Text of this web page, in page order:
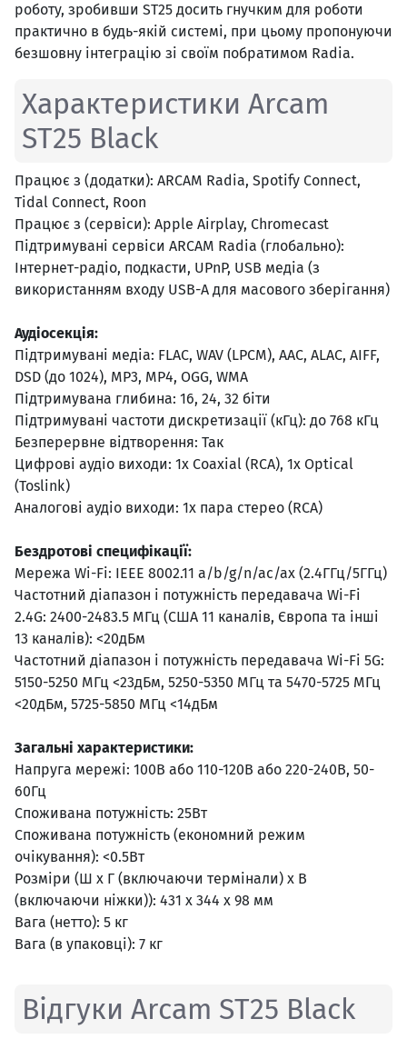
роботу, зробивши ST25 досить гнучким для роботи
практично в будь-якій системі, при цьому пропонуючи
безшовну інтеграцію зі своїм побратимом Radia.
Характеристики Arcam
ST25 Black
Працює з (додатки): ARCAM Radia, Spotify Connect,
Tidal Connect, Roon
Працює з (сервіси): Apple Airplay, Chromecast
Підтримувані сервіси ARCAM Radia (глобально):
Інтернет-радіо, подкасти, UPnP, USB медіа (з
використанням входу USB-A для масового зберігання)
Аудіосекція:
Підтримувані медіа: FLAC, WAV (LPCM), AAC, ALAC, AIFF,
DSD (до 1024), MP3, MP4, OGG, WMA
Підтримувана глибина: 16, 24, 32 біти
Підтримувані частоти дискретизації (кГц): до 768 кГц
Безперервне відтворення: Так
Цифрові аудіо виходи: 1x Coaxial (RCA), 1x Optical
(Toslink)
Аналогові аудіо виходи: 1x пара стерео (RCA)
Бездротові специфікації:
Мережа Wi-Fi: IEEE 8002.11 a/b/g/n/ac/ax (2.4ГГц/5ГГц)
Частотний діапазон і потужність передавача Wi-Fi
2.4G: 2400-2483.5 МГц (США 11 каналів, Європа та інші
13 каналів): <20дБм
Частотний діапазон і потужність передавача Wi-Fi 5G:
5150-5250 МГц <23дБм, 5250-5350 МГц та 5470-5725 МГц
<20дБм, 5725-5850 МГц <14дБм
Загальні характеристики:
Напруга мережі: 100В або 110-120В або 220-240В, 50-
60Гц
Споживана потужність: 25Вт
Споживана потужність (економний режим
очікування): <0.5Вт
Розміри (Ш x Г (включаючи термінали) x В
(включаючи ніжки)): 431 x 344 x 98 мм
Вага (нетто): 5 кг
Вага (в упаковці): 7 кг
Відгуки Arcam ST25 Black